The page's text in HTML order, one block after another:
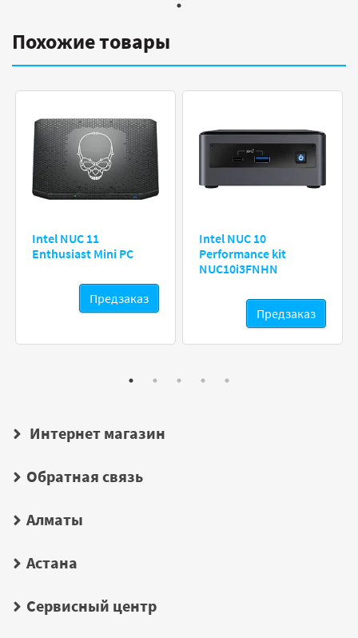
Похожие товары
Intel NUC 11
Enthusiast Mini PC
Предзаказ
Intel NUC 10
Performance kit
NUC10i3FNHN
Предзаказ
Интернет магазин
Обратная связь
Алматы
Астана
Сервисный центр